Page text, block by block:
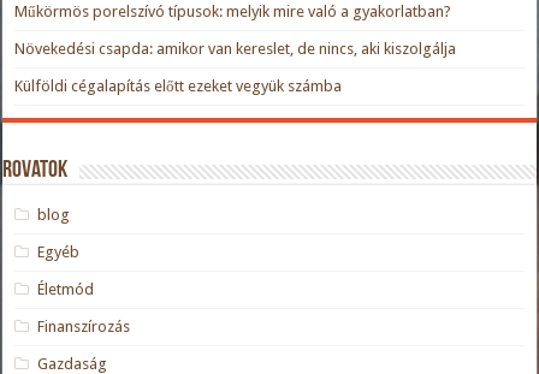
Műkörmös porelszívó típusok: melyik mire való a gyakorlatban?
Növekedési csapda: amikor van kereslet, de nincs, aki kiszolgálja
Külföldi cégalapítás előtt ezeket vegyük számba
Rovatok
blog
Egyéb
Életmód
Finanszírozás
Gazdaság